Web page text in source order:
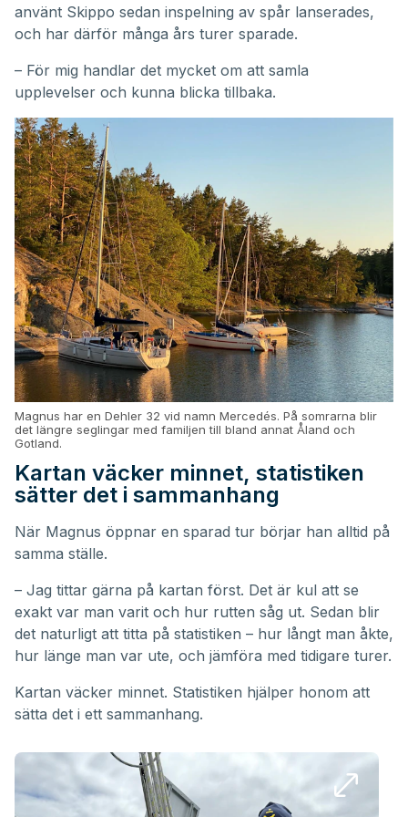
använt Skippo sedan inspelning av spår lanserades,
och har därför många års turer sparade.
– För mig handlar det mycket om att samla
upplevelser och kunna blicka tillbaka.
Magnus har en Dehler 32 vid namn Mercedés. På somrarna blir
det längre seglingar med familjen till bland annat Åland och
Gotland.
Kartan väcker minnet, statistiken
sätter det i sammanhang
När Magnus öppnar en sparad tur börjar han alltid på
samma ställe.
– Jag tittar gärna på kartan först. Det är kul att se
exakt var man varit och hur rutten såg ut. Sedan blir
det naturligt att titta på statistiken – hur långt man åkte,
hur länge man var ute, och jämföra med tidigare turer.
Kartan väcker minnet. Statistiken hjälper honom att
sätta det i ett sammanhang.